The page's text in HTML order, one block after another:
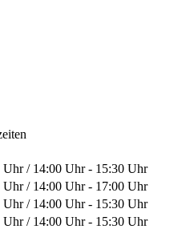
/ 14:00 Uhr - 15:30 Uhr
/ 14:00 Uhr - 17:00 Uhr
/ 14:00 Uhr - 15:30 Uhr
/ 14:00 Uhr - 15:30 Uhr